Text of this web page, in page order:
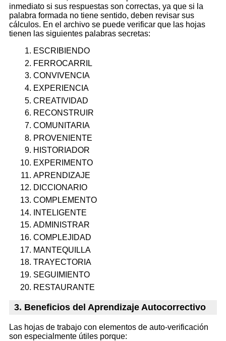
inmediato si sus respuestas son correctas, ya que si la
palabra formada no tiene sentido, deben revisar sus
cálculos. En el archivo se puede verificar que las hojas
tienen las siguientes palabras secretas:
ESCRIBIENDO
FERROCARRIL
CONVIVENCIA
EXPERIENCIA
CREATIVIDAD
RECONSTRUIR
COMUNITARIA
PROVENIENTE
HISTORIADOR
EXPERIMENTO
APRENDIZAJE
DICCIONARIO
COMPLEMENTO
INTELIGENTE
ADMINISTRAR
COMPLEJIDAD
MANTEQUILLA
TRAYECTORIA
SEGUIMIENTO
RESTAURANTE
3. Beneficios del Aprendizaje Autocorrectivo
Las hojas de trabajo con elementos de auto-verificación
son especialmente útiles porque: